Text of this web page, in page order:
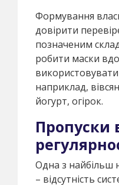
Формування
довірити
позначеним
робити маски
наприклад,
йогурт, огірок.
Пропуски
Одна з найбільш
– відсутність